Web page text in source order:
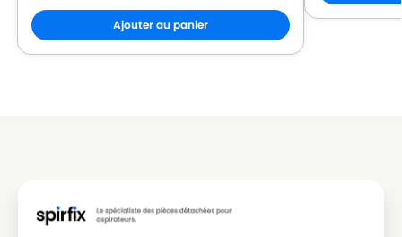
NILFISK
NILFISK GD 705
NILFISK
NILFISK GD 705 L GD 710
NILFISK
NILFISK HDS 1010
Ajouter au panier